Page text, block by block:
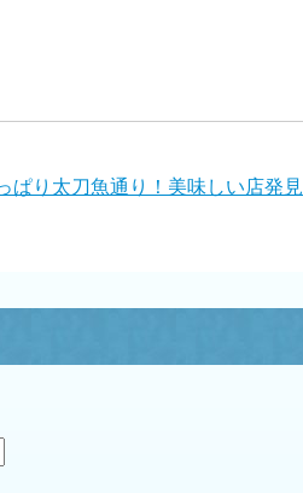
ぱり太刀魚通り！美味しい店発見